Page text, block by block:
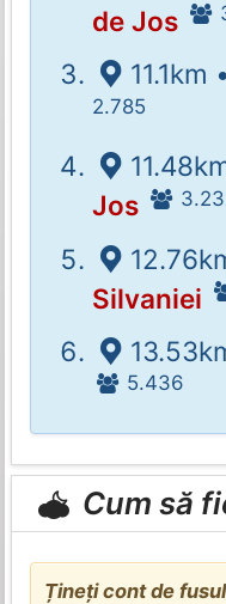
de Jos
11.1km •
2.785
Jos
Silvaniei
5.436
Cum să
Țineți cont de